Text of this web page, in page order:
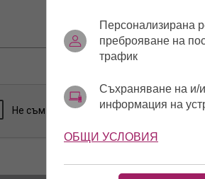
Персонализирана
преброяване на
трафик
Съхраняване на и/
информация на
ОБЩИ УСЛОВИЯ